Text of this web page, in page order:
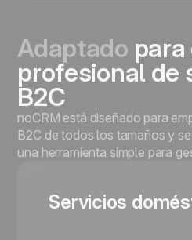
Adaptado para
profesional de
B2C
noCRM está diseñado para
B2C de todos los tamaños y
una herramienta simple para
Servicios